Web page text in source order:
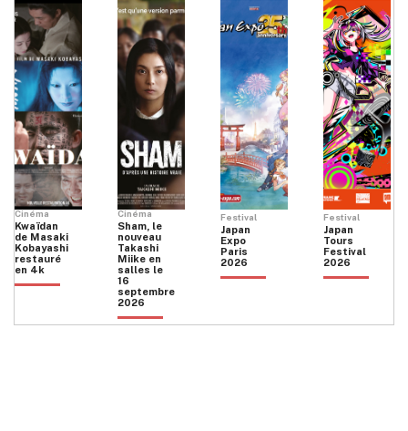
Cinéma
Kwaïdan
de Masaki
Kobayashi
restauré
en 4k
Cinéma
Sham, le
nouveau
Takashi
Miike en
salles le
16
septembre
2026
Festival
Japan
Expo
Paris
2026
Festival
Japan
Tours
Festival
2026